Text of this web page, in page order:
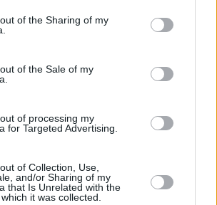
visit or usage behaviour. You may click to
to Google and its third-party tags to
specified purposes in below Google
of the Sharing of my
of the Sale of my
of processing my
for Targeted Advertising.
of Collection, Use,
and/or Sharing of my
that Is Unrelated with the
it was collected.
είναι οι 11 μαθητές της
Σχολής που θα σπουδάσουν
βαλίτσες για να συνεχίσουν
με πλήρη υποτροφία σε